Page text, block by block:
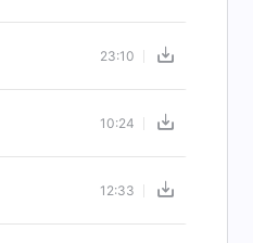
23:10
10:24
12:33